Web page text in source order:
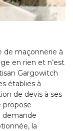
de maçonnerie à
en rien et n’est
Gargowitch
établies à
de devis à ses
propose
demande
la